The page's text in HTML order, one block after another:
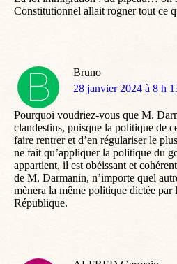
Constitutionnel allait rogner tout ce
Bruno
dit
28 janvier 2024 à 8 h
Pourquoi voudriez-vous que M.
clandestins, puisque la politique de
faire rentrer et d’en régulariser le
ne fait qu’appliquer la politique du
appartient, il est obéissant et
de M. Darmanin, n’importe quel
mènera la même politique dictée par
République.